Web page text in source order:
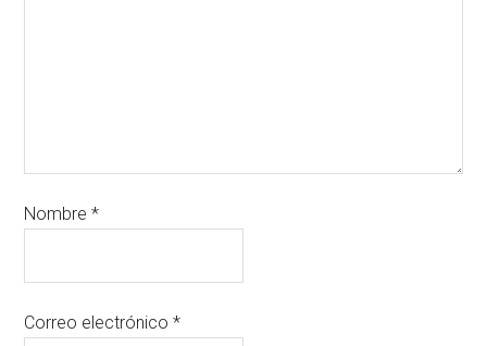
Nombre*
Correo electrónico*